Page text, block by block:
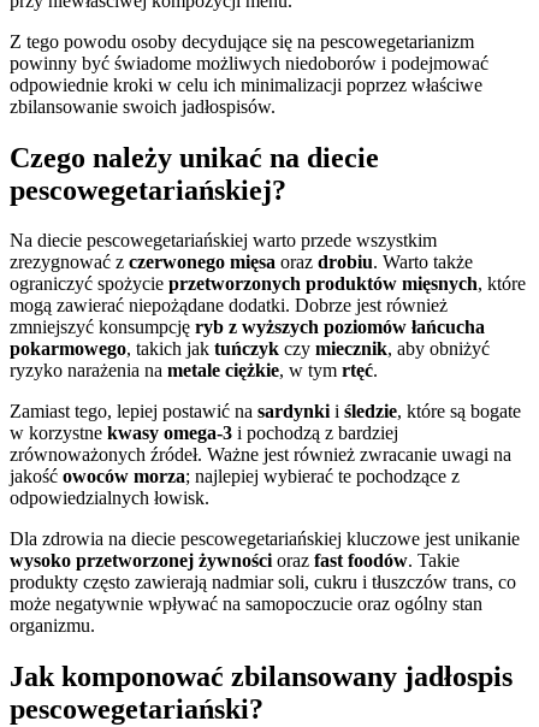
Z tego powodu osoby decydujące się na pescowegetarianizm
powinny być świadome możliwych niedoborów i podejmować
odpowiednie kroki w celu ich minimalizacji poprzez właściwe
zbilansowanie swoich jadłospisów.
Czego należy unikać na diecie
pescowegetariańskiej?
Na diecie pescowegetariańskiej warto przede wszystkim
zrezygnować z czerwonego mięsa oraz drobiu. Warto także
ograniczyć spożycie przetworzonych produktów mięsnych, które
mogą zawierać niepożądane dodatki. Dobrze jest również
zmniejszyć konsumpcję ryb z wyższych poziomów łańcucha
pokarmowego, takich jak tuńczyk czy miecznik, aby obniżyć
ryzyko narażenia na metale ciężkie, w tym rtęć.
Zamiast tego, lepiej postawić na sardynkii śledzie, które są bogate
w korzystne kwasy omega-3 i pochodzą z bardziej
zrównoważonych źródeł. Ważne jest również zwracanie uwagi na
jakość owoców morza; najlepiej wybierać te pochodzące z
odpowiedzialnych łowisk.
Dla zdrowia na diecie pescowegetariańskiej kluczowe jest unikanie
wysoko przetworzonej żywnościoraz fast foodów. Takie
produkty często zawierają nadmiar soli, cukru i tłuszczów trans, co
może negatywnie wpływać na samopoczucie oraz ogólny stan
organizmu.
Jak komponować zbilansowany jadłospis
pescowegetariański?